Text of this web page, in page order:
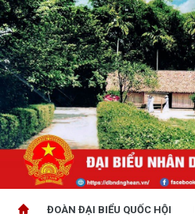
ĐOÀN ĐẠI BIỂU QUỐC HỘI